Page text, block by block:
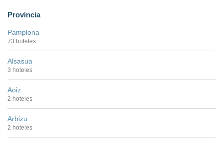
Provincia
Pamplona
73 hoteles
Alsasua
3 hoteles
Aoiz
2 hoteles
Arbizu
2 hoteles